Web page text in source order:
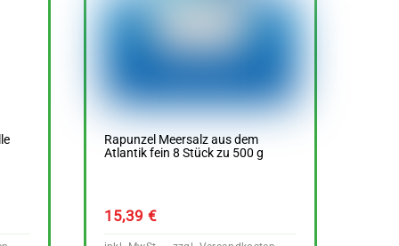
Rapunzel Meersalz aus dem
Atlantik fein 8 Stück zu 500 g
15,39 €